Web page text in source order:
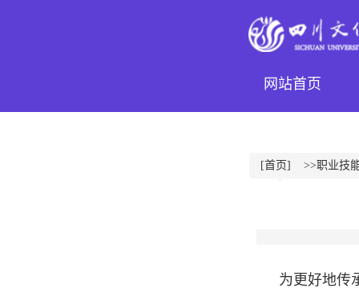
网站首页
[首页] >>职业技
为更好地传